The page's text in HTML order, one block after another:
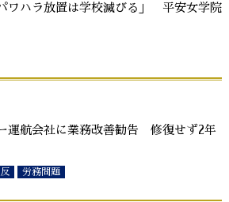
ワハラ放置は学校滅びる」 平安女学院
運航会社に業務改善勧告 修復せず2年
労務問題